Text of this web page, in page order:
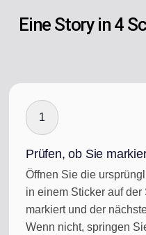
Eine Story in 4
1
Prüfen, ob Sie
Öffnen Sie die
in einem Sticker auf
markiert und der
Wenn nicht, springen